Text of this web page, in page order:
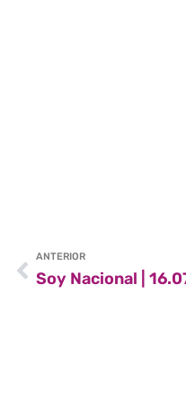
ANTERIOR
Soy Nacional |